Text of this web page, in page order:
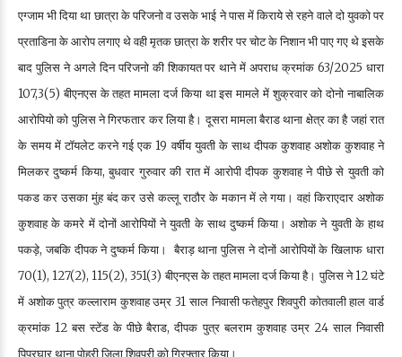
एग्जाम भी दिया था छात्रा के परिजनो व उसके भाई ने पास में किराये से रहने वाले दो युवको पर
प्रताडिना के आरोप लगाए थे वही मृतक छात्रा के शरीर पर चोट के निशान भी पाए गए थे इसके
बाद पुलिस ने अगले दिन परिजनो की शिकायत पर थाने में अपराध क्रमांक 63/2025 धारा
107,3(5) बीएनएस के तहत मामला दर्ज किया था इस मामले में शुक्रवार को दोनो नाबालिक
आरोपियो को पुलिस ने गिरफतार कर लिया है। दूसरा मामला बैराड थाना क्षेत्र का है जहां रात
के समय में टॉयलेट करने गई एक 19 वर्षीय युवती के साथ दीपक कुशवाह अशोक कुशवाह ने
मिलकर दुष्कर्म किया, बुधवार गुरुवार की रात में आरोपी दीपक कुशवाह ने पीछे से युवती को
पकड कर उसका मुंह बंद कर उसे कल्लू राठौर के मकान में ले गया। वहां किराएदार अशोक
कुशवाह के कमरे में दोनों आरोपियों ने युवती के साथ दुष्कर्म किया। अशोक ने युवती के हाथ
पकड़े, जबकि दीपक ने दुष्कर्म किया। बैराड़ थाना पुलिस ने दोनों आरोपियों के खिलाफ धारा
70(1), 127(2), 115(2), 351(3) बीएनएस के तहत मामला दर्ज किया है। पुलिस ने 12 घंटे
में अशोक पुत्र कल्लाराम कुशवाह उम्र 31 साल निवासी फतेहपुर शिवपुरी कोतवाली हाल वार्ड
क्रमांक 12 बस स्टेंड के पीछे बैराड, दीपक पुत्र बलराम कुशवाह उम्र 24 साल निवासी
पिपरघार थाना पोहरी जिला शिवपुरी को गिरफ्तार किया।